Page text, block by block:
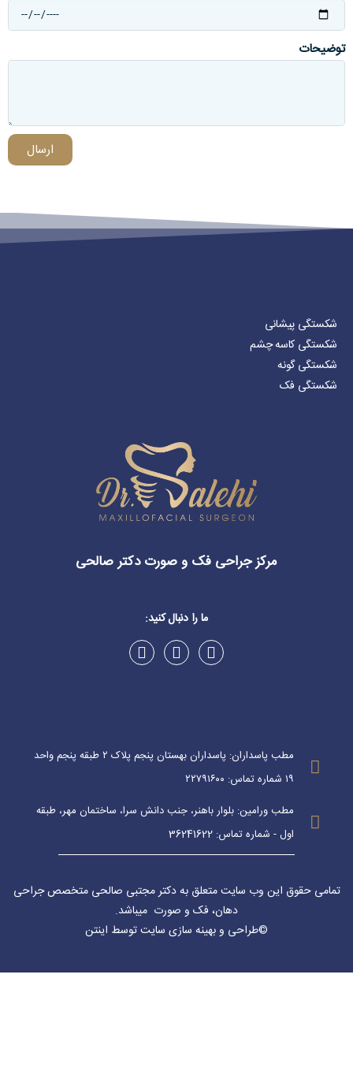
توضیحات
ارسال
شکستگی پیشانی
شکستگی کاسه چشم
شکستگی گونه
شکستگی فک
مرکز جراحی فک و صورت دکتر صالحی
ما را دنبال کنید:
مطب پاسداران: پاسداران بهستان پنجم پلاک ۲ طبقه پنجم واحد
۱۹ شماره تماس: ۲۲۷۹۱۶۰۰
مطب ورامین: بلوار باهنر، جنب دانش سرا، ساختمان مهر، طبقه
اول - شماره تماس: 36241622
تمامی حقوق این وب سایت متعلق به دکتر مجتبی صالحی متخصص جراحی
دهان، فک و صورت میباشد.
©طراحی وبهینه سازی سایتتوسط اینتن